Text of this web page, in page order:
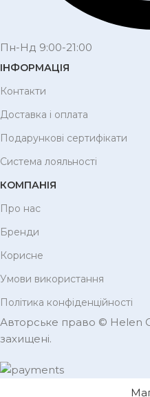
Пн-Нд 9:00-21:00
ІНФОРМАЦІЯ
Контакти
Доставка і оплата
Подарункові сертифікати
Система лояльності
КОМПАНІЯ
Про нас
Бренди
Корисне
Умови використання
Політика конфіденційності
Авторське право © Helen
захищені.